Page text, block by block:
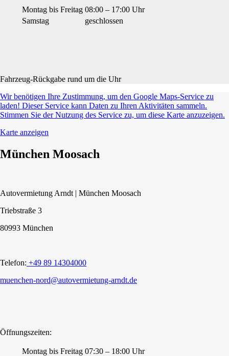
Montag bis Freitag 08:00 – 17:00 Uhr
Samstag
geschlossen
Fahrzeug-Rückgabe rund um die Uhr
Wir benötigen Ihre Zustimmung, um den Google Maps-Service zu
laden! Dieser Service kann Daten zu Ihren Aktivitäten sammeln.
Stimmen Sie der Nutzung des Service zu, um diese Karte anzuzeigen.
Karte anzeigen
München Moosach
Autovermietung Arndt | München Moosach
Triebstraße 3
80993 München
Telefon: +49 89 14304000
muenchen-nord@autovermietung-arndt.de
Öffnungszeiten:
Montag bis Freitag 07:30 – 18:00 Uhr